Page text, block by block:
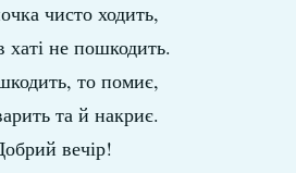
чисто ходить,
хаті не пошкодить.
то помиє,
та й накриє.
вечір!